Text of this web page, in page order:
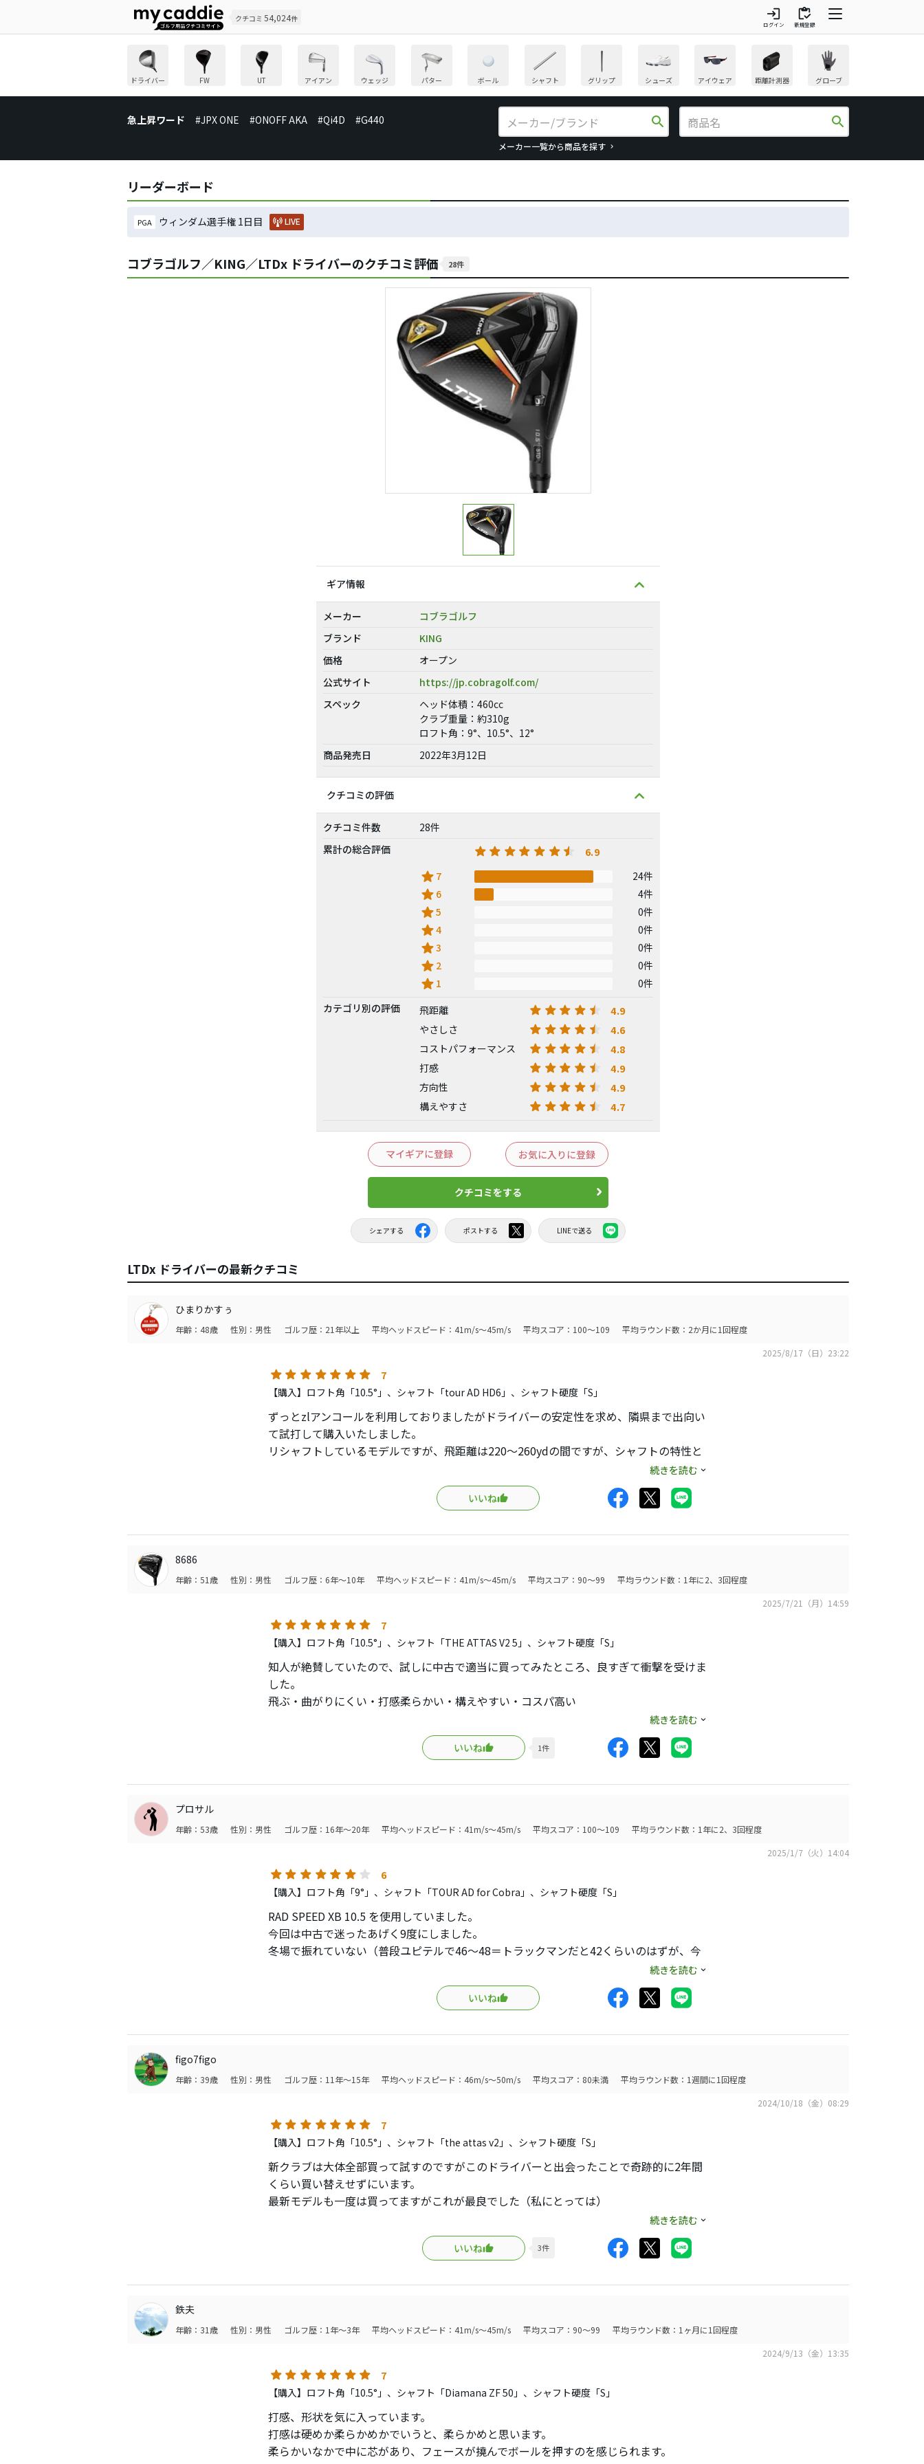
クチコミ 54,024件 login
ログイン
inventory
新規登録
ドライバー FW UT アイアン ウェッジ パター ボール シャフト グリップ シューズ アイウェア 距離計測器 グローブ
急上昇ワード #JPX ONE #ONOFF AKA #Qi4D #G440 search
メーカー一覧から商品を探す
search
リーダーボード
PGA ウィンダム選手権 1日目 LIVE
コブラゴルフ／KING／LTDx ドライバーのクチコミ評価 28件
ギア情報
メーカー
コブラゴルフ
ブランド
KING
価格
オープン
公式サイト
https://jp.cobragolf.com/
スペック
ヘッド体積：460cc
クラブ重量：約310g
ロフト角：9°、10.5°、12°
商品発売日
2022年3月12日
クチコミの評価
クチコミ件数
28件
累計の総合評価
6.9
star 7 24件
star 6 4件
star5 0件
star4 0件
star3 0件
star 2 0件
star 1
0件
カテゴリ別の評価
飛距離 4.9
やさしさ 4.6
コストパフォーマンス 4.8
打感 4.9
方向性 4.9
構えやすさ 4.7
マイギアに登録 お気に入りに登録
クチコミをする
シェアする ポストする LINEで送る
LTDx ドライバーの最新クチコミ
ひまりかすぅ
年齢：48歳 性別：男性 ゴルフ歴：21年以上 平均ヘッドスピード：41m/s～45m/s 平均スコア：100～109
平均ラウンド数：2か月に1回程度
2025/8/17（日）23:22
7
【購入】ロフト角「10.5°」、シャフト「tour AD HD6」、シャフト硬度「S」
ずっとzlアンコールを利用しておりましたがドライバーの安定性を求め、隣県まで出向い
て試打して購入いたしました。
リシャフトしているモデルですが、飛距離は220〜260ydの間ですが、シャフトの特性と
一度、PING G410PLUSに逃げましたが、ゴルフを初めてコブラで何度もゴルフ楽しんで
スリーブで調整した方がいいと思います。
シャフトで化けるヘッドだと思います。
少し型落ちで購入しましたが好きなモデルですので、是非youtubeなど動画はたくさんあ
るので見て、試打して購入されること、おすすめです。
スリーブがds-adaptにて最新モデルで変わってしまいましたが、打ちながらスイングで調
整するのが好きです。コブラさんスリーブ戻してくれないかと密かに待ち望んでます
続きを読む
いいね
8686
年齢：51歳 性別：男性 ゴルフ歴：6年～10年 平均ヘッドスピード：41m/s～45m/s 平均スコア：90～99
平均ラウンド数：1年に2、3回程度
2025/7/21（月）14:59
7
【購入】ロフト角「10.5°」、シャフト「THE ATTAS V2 5」、シャフト硬度「S」
知人が絶賛していたので、試しに中古で適当に買ってみたところ、良すぎて衝撃を受けま
した。
飛ぶ・曲がりにくい・打感柔らかい・構えやすい・コスパ高い
強いて言えばソールのデザインはあまり好きではありませんが。。。
トラックマン計測でHS41～42、BS62～63、バックスピン2500前後、キャリー225～
曲がりが少ないので安心して振りぬけます。
続きを読む
いいね 1件
プロサル
年齢：53歳 性別：男性 ゴルフ歴：16年～20年 平均ヘッドスピード：41m/s～45m/s 平均スコア：100～109
平均ラウンド数：1年に2、3回程度
2025/1/7（火）14:04
6
【購入】ロフト角「9°」、シャフト「TOUR AD for Cobra」、シャフト硬度「S」
RAD SPEED XB 10.5 を使用していました。
今回は中古で迷ったあげく9度にしました。
冬場で振れていない（普段ユピテルで46～48＝トラックマンだと42くらいのはずが、今
はたぶん１、２m/sは低いはず）のもありますが、ボールは少し上がりづらい印象でし
た。ただ、カチャカチャで⁺1.5度にするとかなり良い弾道になったと思います。
打感は芯付近で打てたときは結構気持ち良いですが、ちょっとヘンなところにあたると打
されました。
もう少し暖かくなって振れてくればまた変わるかも知れません。
続きを読む
いいね
figo7figo
年齢：39歳 性別：男性 ゴルフ歴：11年～15年 平均ヘッドスピード：46m/s～50m/s 平均スコア：80未満
平均ラウンド数：1週間に1回程度
2024/10/18（金）08:29
7
【購入】ロフト角「10.5°」、シャフト「the attas v2」、シャフト硬度「S」
新クラブは大体全部買って試すのですがこのドライバーと出会ったことで奇跡的に2年間
くらい買い替えせずにいます。
最新モデルも一度は買ってますがこれが最良でした（私にとっては）
クラブチャンピオン3連覇目（6回目）ですが、これを使い始めた直近2回は余裕を持って
競技は7000ヤードを超えるので、飛ばしたいけど曲げたくないと思いますが
フェードでもバカッ飛びするのでコントロールして、2打目を良い位置に運べます。
コブラは広告も少ないし、有名メーカーに見劣りするように感じるかもしれませんが、使
わないのはもったいないです。
続きを読む
いいね 3件
鉄夫
年齢：31歳 性別：男性 ゴルフ歴：1年～3年 平均ヘッドスピード：41m/s～45m/s 平均スコア：90～99
平均ラウンド数：1ヶ月に1回程度
2024/9/13（金）13:35
7
【購入】ロフト角「10.5°」、シャフト「Diamana ZF 50」、シャフト硬度「S」
打感、形状を気に入っています。
打感は硬めか柔らかめかでいうと、柔らかめと思います。
柔らかいなかで中に芯があり、フェースが撓んでボールを押すのを感じられます。